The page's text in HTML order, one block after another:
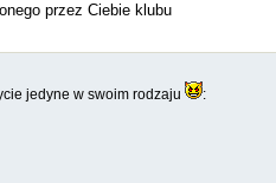
przez Ciebie klubu
jedyne w swoim rodzaju :